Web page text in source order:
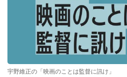
宇野維正の「映画のことは監督に訊け」